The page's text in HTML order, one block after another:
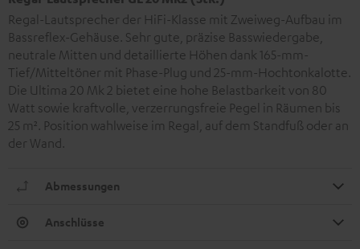
Regal-Lautsprecher der HiFi-Klasse mit Zweiweg-Aufbau im
Bassreflex-Gehäuse. Sehr gute, präzise Basswiedergabe,
neutrale Mitten und detaillierte Höhen dank 165-mm-
Tief/Mitteltöner mit Phase-Plug und 25-mm-Hochtonkalotte.
Die Ultima 20 Mk 2 bietet eine hohe Belastbarkeit von 80
Watt sowie kraftvolle, verzerrungsfreie Pegel in Räumen bis
25 m². Position wahlweise im Regal, auf dem Standfuß oder an
der Wand.
Abmessungen
Anschlüsse